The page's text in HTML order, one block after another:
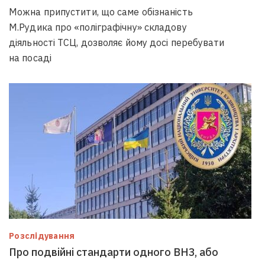
Можна припустити, що саме обізнаність
М.Рудика про «поліграфічну» складову
діяльності ТСЦ, дозволяє йому досі перебувати
на посаді
Розслідування
Про подвійні стандарти одного ВНЗ, або